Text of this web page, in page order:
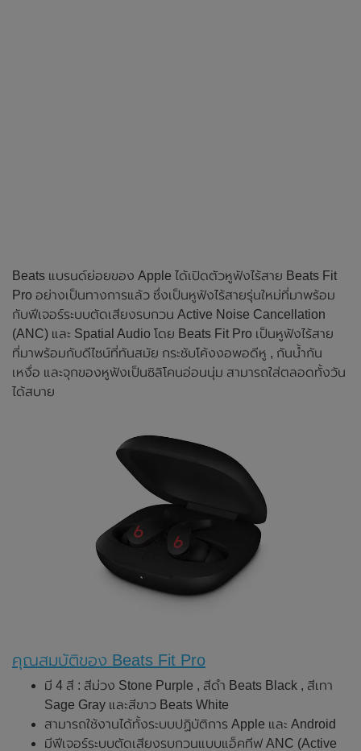
Beats แบรนด์ย่อยของ Apple ได้เปิดตัวหูฟังไร้สาย Beats Fit
Pro อย่างเป็นทางการแล้ว ซึ่งเป็นหูฟังไร้สายรุ่นใหม่ที่มาพร้อม
กับฟีเจอร์ระบบตัดเสียงรบกวน Active Noise Cancellation
(ANC) และ Spatial Audio โดย Beats Fit Pro เป็นหูฟังไร้สาย
ที่มาพร้อมกับดีไซน์ที่ทันสมัย กระชับโค้งงอพอดีหู , กันน้ำกัน
เหงื่อ และจุกของหูฟังเป็นซิลิโคนอ่อนนุ่ม สามารถใส่ตลอดทั้งวัน
ได้สบาย
คุณสมบัติของ Beats Fit Pro
มี 4 สี : สีม่วง Stone Purple , สีดำ Beats Black , สีเทา
Sage Gray และสีขาว Beats White
สามารถใช้งานได้ทั้งระบบปฏิบัติการ Apple และ Android
มีฟีเจอร์ระบบตัดเสียงรบกวนแบบแอ็คทีฟ ANC (Active